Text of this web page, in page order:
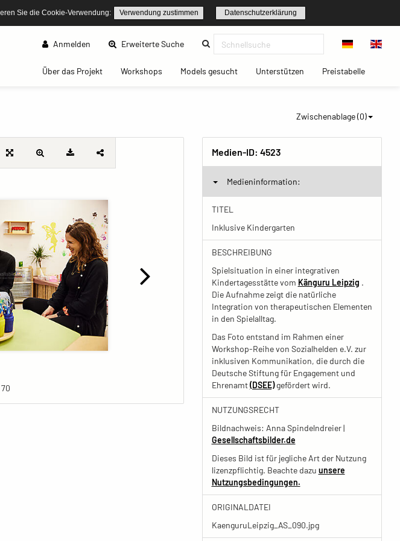
Sie die Cookie-Verwendung: Verwendung zustimmen Datenschutzerklärung
Anmelden Erweiterte Suche(current)
Über das Projekt(current)Workshops(current)Models gesucht(current)Unterstützen(current)Preistabelle(current)
Zwischenablage (0)
Medien-ID: 4523
Medieninformation:
TITEL
Inklusive Kindergarten
BESCHREIBUNG
Spielsituation in einer integrativen
Kindertagesstätte vom Känguru Leipzig .
Die Aufnahme zeigt die natürliche
Integration von therapeutischen Elementen
in den Spielalltag.
Das Foto entstand im Rahmen einer
Workshop-Reihe von Sozialhelden e.V. zur
inklusiven Kommunikation, die durch die
Deutsche Stiftung für Engagement und
Ehrenamt(DSEE)gefördert wird.
NUTZUNGSRECHT
Bildnachweis: Anna Spindelndreier |
Gesellschaftsbilder.de
Dieses Bild ist für jegliche Art der Nutzung
lizenzpflichtig. Beachte dazu unsere
Nutzungsbedingungen.
ORIGINALDATEI
KaenguruLeipzig_AS_090.jpg